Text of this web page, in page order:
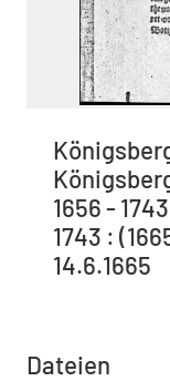
1656 -
1743 :
14.6.1665
Dateien